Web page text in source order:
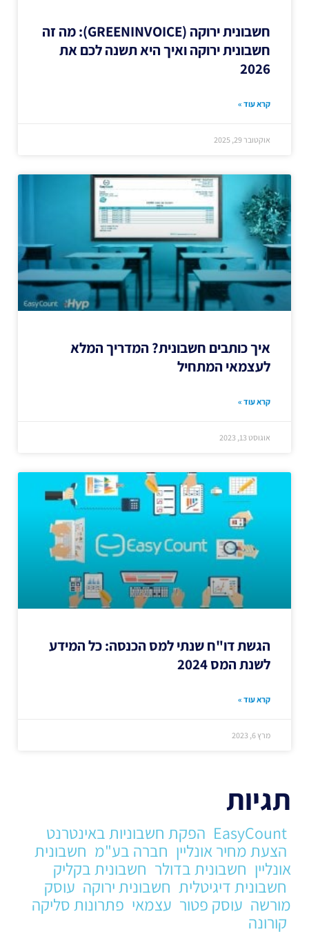
חשבונית ירוקה (GREENINVOICE): מה זה
חשבונית ירוקה ואיך היא תשנה לכם את
2026
קרא עוד »
אוקטובר 29, 2025
איך כותבים חשבונית? המדריך המלא
לעצמאי המתחיל
קרא עוד »
אוגוסט 13, 2023
הגשת דו"ח שנתי למס הכנסה: כל המידע
לשנת המס 2024
קרא עוד »
מרץ 6, 2023
תגיות
EasyCount הפקת חשבוניות באינטרנט
הצעת מחיר אונליין חברה בע"מ חשבונית
אונליין חשבונית בדולר חשבונית בקליק
חשבונית דיגיטלית חשבונית ירוקה עוסק
מורשה עוסק פטור עצמאי פתרונות סליקה
קורונה